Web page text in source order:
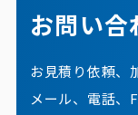
お問い合
お見積り依頼、
メール、電話、